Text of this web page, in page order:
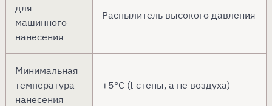
для
машинного
нанесения
Распылитель высокого давления
Минимальная
температура
нанесения
+5°C (t стены, а не воздуха)